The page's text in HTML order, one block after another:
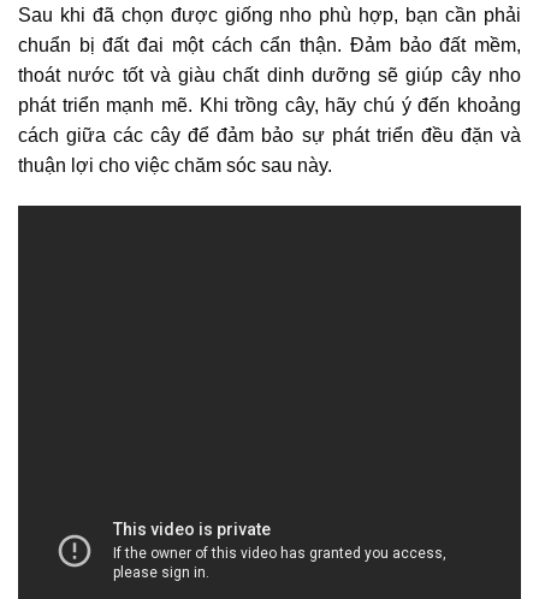
Sau khi đã chọn được giống nho phù hợp, bạn cần phải
chuẩn bị đất đai một cách cẩn thận. Đảm bảo đất mềm,
thoát nước tốt và giàu chất dinh dưỡng sẽ giúp cây nho
phát triển mạnh mẽ. Khi trồng cây, hãy chú ý đến khoảng
cách giữa các cây để đảm bảo sự phát triển đều đặn và
thuận lợi cho việc chăm sóc sau này.